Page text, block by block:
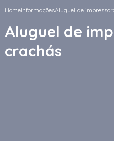
HomeInformaçõesAluguel de
Aluguel de
crachás